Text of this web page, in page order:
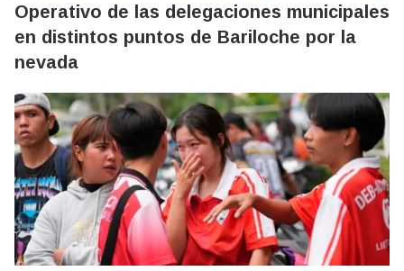
Operativo de las delegaciones municipales
en distintos puntos de Bariloche por la
nevada